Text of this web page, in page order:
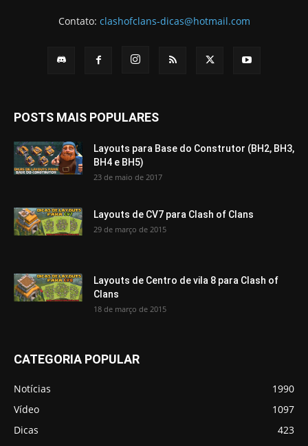
Contato: clashofclans-dicas@hotmail.com
POSTS MAIS POPULARES
Layouts para Base do Construtor (BH2, BH3,
BH4 e BH5)
23 de maio de 2017
Layouts de CV7 para Clash of Clans
29 de março de 2015
Layouts de Centro de vila 8 para Clash of
Clans
18 de março de 2015
CATEGORIA POPULAR
Notícias
1990
Vídeo
1097
Dicas
423